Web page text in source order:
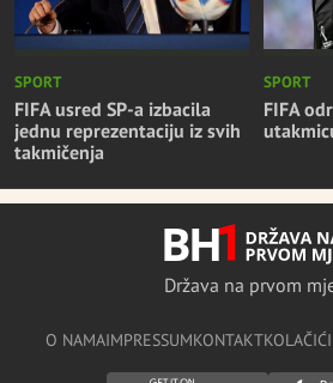
SPORT
FIFA usred SP-a izbacila
jednu reprezentaciju iz svih
takmičenja
SPORT
FIFA
Država na prvom
O NAMAIMPRESSUMKONTAKTKOLAČIĆI